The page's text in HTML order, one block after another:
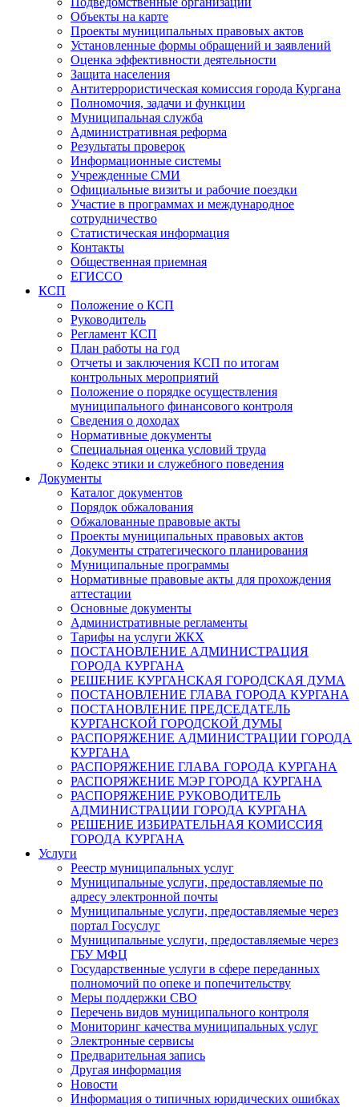
Объекты на карте
Проекты муниципальных правовых актов
Установленные формы обращений и заявлений
Оценка эффективности деятельности
Защита населения
Антитеррористическая комиссия города Кургана
Полномочия, задачи и функции
Муниципальная служба
Административная реформа
Результаты проверок
Информационные системы
Учрежденные СМИ
Официальные визиты и рабочие поездки
Участие в программах и международное
сотрудничество
Статистическая информация
Контакты
Общественная приемная
ЕГИССО
КСП
Положение о КСП
Руководитель
Регламент КСП
План работы на год
Отчеты и заключения КСП по итогам
контрольных мероприятий
Положение о порядке осуществления
муниципального финансового контроля
Сведения о доходах
Нормативные документы
Специальная оценка условий труда
Кодекс этики и служебного поведения
Документы
Каталог документов
Порядок обжалования
Обжалованные правовые акты
Проекты муниципальных правовых актов
Документы стратегического планирования
Муниципальные программы
Нормативные правовые акты для прохождения
аттестации
Основные документы
Административные регламенты
Тарифы на услуги ЖКХ
ПОСТАНОВЛЕНИЕ АДМИНИСТРАЦИЯ
ГОРОДА КУРГАНА
РЕШЕНИЕ КУРГАНСКАЯ ГОРОДСКАЯ ДУМА
ПОСТАНОВЛЕНИЕ ГЛАВА ГОРОДА КУРГАНА
ПОСТАНОВЛЕНИЕ ПРЕДСЕДАТЕЛЬ
КУРГАНСКОЙ ГОРОДСКОЙ ДУМЫ
РАСПОРЯЖЕНИЕ АДМИНИСТРАЦИИ ГОРОДА
КУРГАНА
РАСПОРЯЖЕНИЕ ГЛАВА ГОРОДА КУРГАНА
РАСПОРЯЖЕНИЕ МЭР ГОРОДА КУРГАНА
РАСПОРЯЖЕНИЕ РУКОВОДИТЕЛЬ
АДМИНИСТРАЦИИ ГОРОДА КУРГАНА
РЕШЕНИЕ ИЗБИРАТЕЛЬНАЯ КОМИССИЯ
ГОРОДА КУРГАНА
Услуги
Реестр муниципальных услуг
Муниципальные услуги, предоставляемые по
адресу электронной почты
Муниципальные услуги, предоставляемые через
портал Госуслуг
Муниципальные услуги, предоставляемые через
ГБУ МФЦ
Государственные услуги в сфере переданных
полномочий по опеке и попечительству
Меры поддержки СВО
Перечень видов муниципального контроля
Мониторинг качества муниципальных услуг
Электронные сервисы
Предварительная запись
Другая информация
Новости
Информация о типичных юридических ошибках